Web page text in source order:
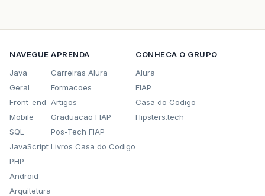
NAVEGUE
Java
Geral
Front-end
Mobile
SQL
JavaScript
PHP
Android
Arquitetura
APRENDA
Carreiras Alura
Formacoes
Artigos
Graduacao FIAP
Pos-Tech FIAP
Livros Casa do Codigo
CONHECA O GRUPO
Alura
FIAP
Casa do Codigo
Hipsters.tech